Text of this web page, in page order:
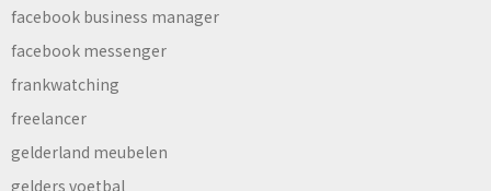
facebook business manager
facebook messenger
frankwatching
freelancer
gelderland meubelen
gelders voetbal